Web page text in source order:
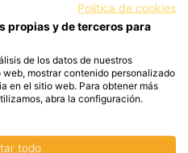
Política de cookies
propias y de terceros para
de los datos de nuestros
mostrar contenido personalizado
en el sitio web. Para obtener más
abra la configuración.
todo